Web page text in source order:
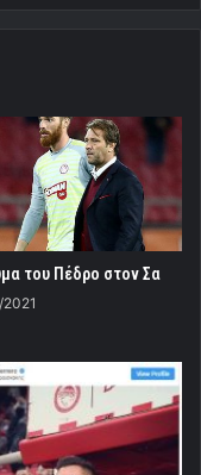
του Πέδρο στον Σα